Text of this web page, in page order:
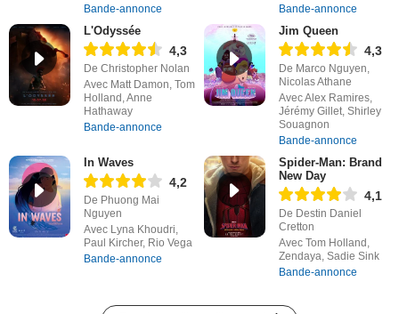
Bande-annonce
Bande-annonce
L'Odyssée
4,3
De Christopher Nolan
Avec Matt Damon, Tom
Holland, Anne
Hathaway
Bande-annonce
Jim Queen
4,3
De Marco Nguyen,
Nicolas Athane
Avec Alex Ramires,
Jérémy Gillet, Shirley
Souagnon
Bande-annonce
In Waves
4,2
De Phuong Mai
Nguyen
Avec Lyna Khoudri,
Paul Kircher, Rio Vega
Bande-annonce
Spider-Man: Brand
New Day
4,1
De Destin Daniel
Cretton
Avec Tom Holland,
Zendaya, Sadie Sink
Bande-annonce